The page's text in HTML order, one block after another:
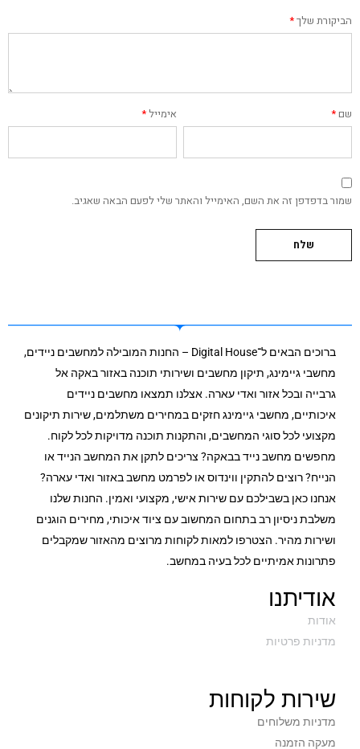
הביקורת שלך*
שם* אימייל*
שמור בדפדפן זה את השם, האימייל והאתר שלי לפעם הבאה שאגיב.
ברוכים הבאים ל־Digital House – החנות המובילה למחשבים ניידים,
מחשבי גיימינג, תיקון מחשבים ושירותי תוכנה באזור באקה אל
גרבייה ובכל אזור ואדי עארה. אצלנו תמצאו מחשבים ניידים
איכותיים, מחשבי גיימינג חזקים במחירים משתלמים, שירות תיקונים
מקצועי לכל סוגי המחשבים, והתקנות תוכנה מדויקות לכל לקוח.
מחפשים מחשב נייד בבאקה? צריכים לתקן את המחשב הנייד או
הנייח? רוצים להתקין ווינדוס או לפרמט מחשב באזור ואדי עארה?
אנחנו כאן בשבילכם עם שירות אישי, מקצועי ואמין. החנות שלנו
משלבת ניסיון רב בתחום המחשוב עם ציוד איכותי, מחירים הוגנים
ושירות מהיר. הצטרפו למאות לקוחות מרוצים מהאזור שמקבלים
פתרונות אמיתיים לכל בעיה במחשב.
אודיתנו
אודות
מדניות פרטיות
שירות לקוחות
מדניות משלוחים
מעקה הזמנה